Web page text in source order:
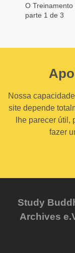
O
parte 1 de 3
Nossa
site depende
lhe parecer
fazer
Study
Archives